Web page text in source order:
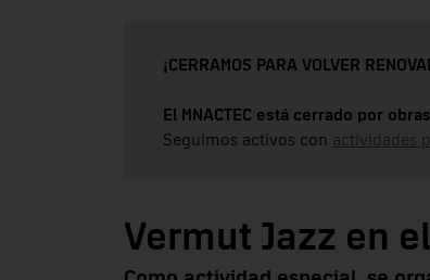
¡CERRAMOS PARA VOLVER
El MNACTEC está cerrado por
Seguimos activos con actividades
Vermut Jazz en